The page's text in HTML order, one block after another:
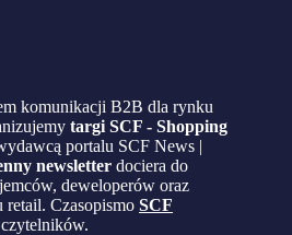
komunikacji B2B dla rynku
targi SCF - Shopping
portalu SCF News |
newsletter dociera do
deweloperów oraz
retail. Czasopismo SCF